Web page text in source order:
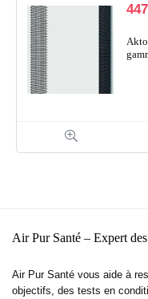
Air Pur Santé – Expert
Air Pur Santé vous aide à
objectifs, des tests en